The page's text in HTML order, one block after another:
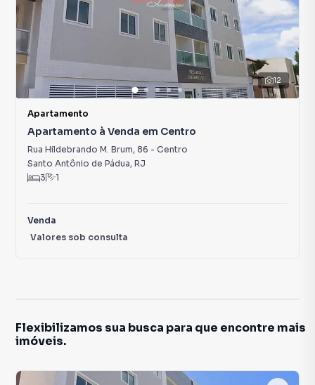
12
Apartamento
Apartamento à Venda em Centro
Rua Hildebrando M. Brum, 86 - Centro
Santo Antônio de Pádua, RJ
3
1
Venda
Valores sob consulta
Flexibilizamos sua busca para que encontre mais
imóveis.